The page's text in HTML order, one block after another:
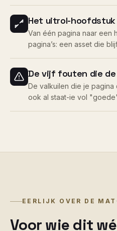
Het uitrol-hoofdstuk
Van één pagina naar een
pagina’s: een asset die
De vijf fouten die
De valkuilen die je pagina
ook al staat-ie vol
EERLIJK OVER DE
Voor wie dit